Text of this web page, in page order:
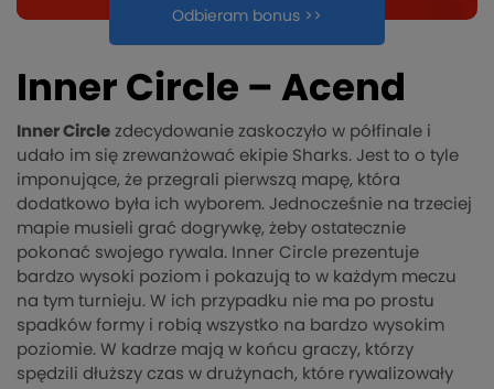
Odbieram bonus >>
Inner Circle – Acend
Inner Circle zdecydowanie zaskoczyło w półfinale i
udało im się zrewanżować ekipie Sharks. Jest to o tyle
imponujące, że przegrali pierwszą mapę, która
dodatkowo była ich wyborem. Jednocześnie na trzeciej
mapie musieli grać dogrywkę, żeby ostatecznie
pokonać swojego rywala. Inner Circle prezentuje
bardzo wysoki poziom i pokazują to w każdym meczu
na tym turnieju. W ich przypadku nie ma po prostu
spadków formy i robią wszystko na bardzo wysokim
poziomie. W kadrze mają w końcu graczy, którzy
spędzili dłuższy czas w drużynach, które rywalizowały